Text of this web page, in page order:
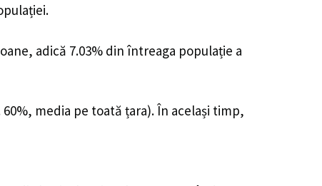
adică 7.03% din întreaga populație a
media pe toată țara). În același timp,